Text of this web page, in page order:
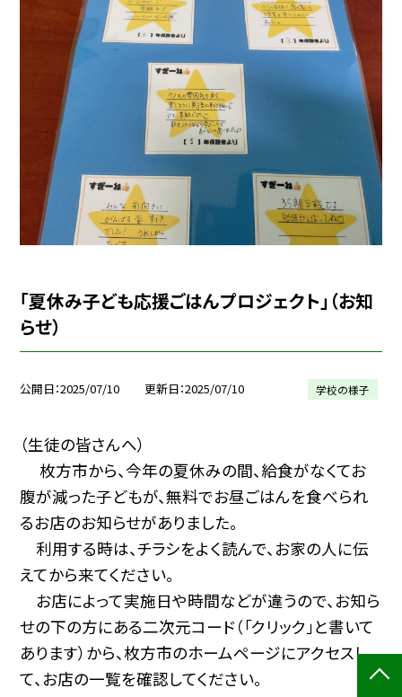
「夏休み子ども応援ごはんプロジェクト」（お知
らせ）
公開日 2025/07/10 更新日 2025/07/10 学校の様子
（生徒の皆さんへ）
枚方市から、今年の夏休みの間、給食がなくてお
腹が減った子どもが、無料でお昼ごはんを食べられ
るお店のお知らせがありました。
利用する時は、チラシをよく読んで、お家の人に伝
えてから来てください。
お店によって実施日や時間などが違うので、お知ら
せの下の方にある二次元コード（「クリック」と書いて
あります）から、枚方市のホームページにアクセスし
て、お店の一覧を確認してください。